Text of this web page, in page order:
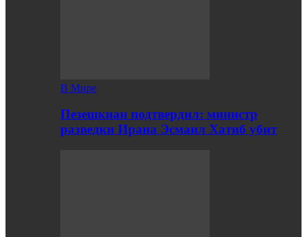
В Мире
Пезешкиан подтвердил: министр
разведки Ирана Эсмаил Хатиб убит